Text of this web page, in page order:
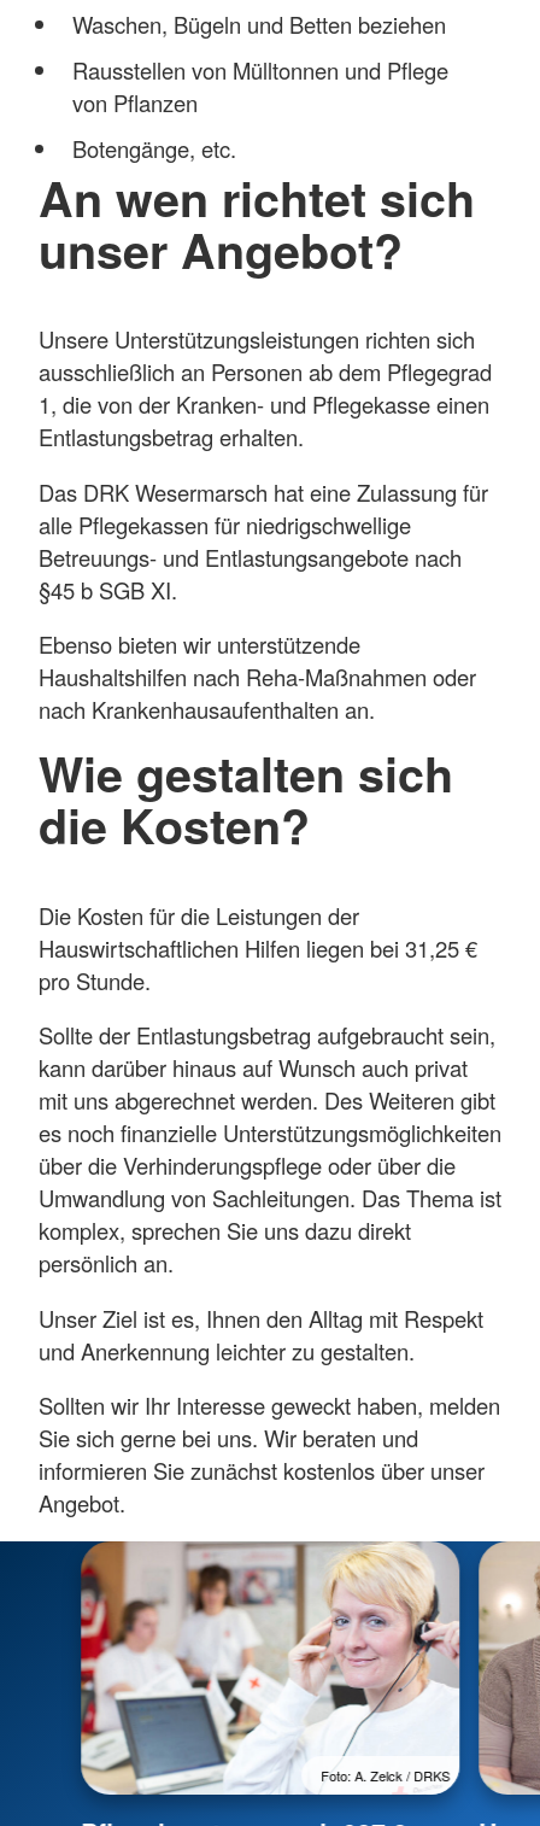
Waschen, Bügeln und Betten beziehen
Rausstellen von Mülltonnen und Pflege
von Pflanzen
Botengänge, etc.
An wen richtet sich
unser Angebot?
Unsere Unterstützungsleistungen richten sich
ausschließlich an Personen ab dem Pflegegrad
1, die von der Kranken- und Pflegekasse einen
Entlastungsbetrag erhalten.
Das DRK Wesermarsch hat eine Zulassung für
alle Pflegekassen für niedrigschwellige
Betreuungs- und Entlastungsangebote nach
§45 b SGB XI.
Ebenso bieten wir unterstützende
Haushaltshilfen nach Reha-Maßnahmen oder
nach Krankenhausaufenthalten an.
Wie gestalten sich
die Kosten?
Die Kosten für die Leistungen der
Hauswirtschaftlichen Hilfen liegen bei 31,25 €
pro Stunde.
Sollte der Entlastungsbetrag aufgebraucht sein,
kann darüber hinaus auf Wunsch auch privat
mit uns abgerechnet werden. Des Weiteren gibt
es noch finanzielle Unterstützungsmöglichkeiten
über die Verhinderungspflege oder über die
Umwandlung von Sachleitungen. Das Thema ist
komplex, sprechen Sie uns dazu direkt
persönlich an.
Unser Ziel ist es, Ihnen den Alltag mit Respekt
und Anerkennung leichter zu gestalten.
Sollten wir Ihr Interesse geweckt haben, melden
Sie sich gerne bei uns. Wir beraten und
informieren Sie zunächst kostenlos über unser
Angebot.
Foto: A. Zelck / DRKS